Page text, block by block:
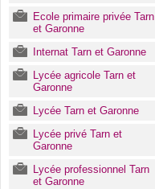
Ecole primaire privée Tarn
et Garonne
Internat Tarn et Garonne
Lycée agricole Tarn et
Garonne
Lycée Tarn et Garonne
Lycée privé Tarn et
Garonne
Lycée professionnel Tarn
et Garonne